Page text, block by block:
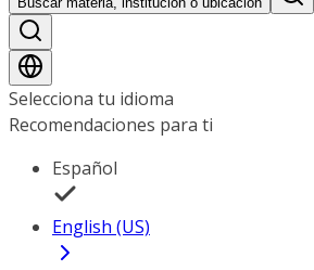
Selecciona tu idioma
Recomendaciones para ti
Español
English (US)